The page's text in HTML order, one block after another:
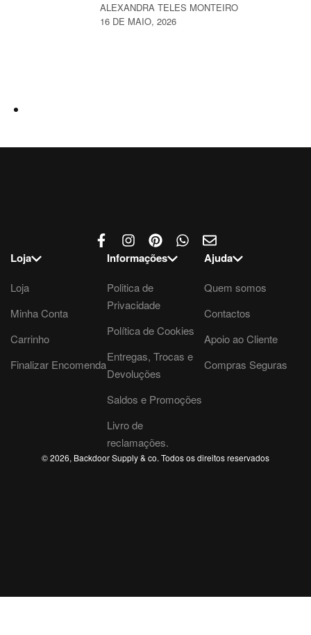
ALEXANDRA TELES MONTEIRO
16 DE MAIO, 2026
Loja
Loja
Minha Conta
Carrinho
Finalizar Encomenda
Informações
Politica de
Privacidade
Política de Cookies
Entregas, Trocas e
Devoluções
Saldos e Promoções
Livro de
reclamações.
Ajuda
Quem somos
Contactos
Apoio ao Cliente
Compras Seguras
© 2026, Backdoor Supply & co. Todos os direitos reservados